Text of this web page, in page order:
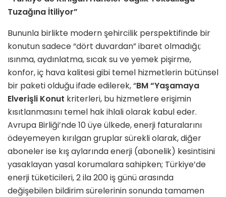
Tuzağına İtiliyor”
Bununla birlikte modern şehircilik perspektifinde bir
konutun sadece “dört duvardan” ibaret olmadığı;
ısınma, aydınlatma, sıcak su ve yemek pişirme,
konfor, iç hava kalitesi gibi temel hizmetlerin bütünsel
bir paketi olduğu ifade edilerek, “BM “Yaşamaya
Elverişli Konut kriterleri, bu hizmetlere erişimin
kısıtlanmasını temel hak ihlali olarak kabul eder.
Avrupa Birliği’nde 10 üye ülkede, enerji faturalarını
ödeyemeyen kırılgan gruplar sürekli olarak, diğer
aboneler ise kış aylarında enerji (abonelik) kesintisini
yasaklayan yasal korumalara sahipken; Türkiye’de
enerji tüketicileri, 2 ila 200 iş günü arasında
değişebilen bildirim sürelerinin sonunda tamamen